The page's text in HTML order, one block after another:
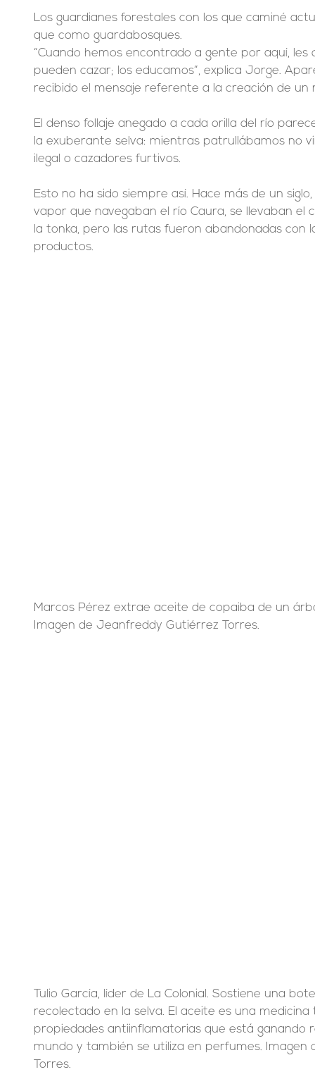
Los guardianes forestales con los que caminé
que como guardabosques.
“Cuando hemos encontrado a gente por aquí,
pueden cazar; los educamos”, explica Jorge.
recibido el mensaje referente a la creación de un
El denso follaje anegado a cada orilla del río
la exuberante selva: mientras patrullábamos no
ilegal o cazadores furtivos.
Esto no ha sido siempre así. Hace más de un
vapor que navegaban el río Caura, se llevaban el
la tonka, pero las rutas fueron abandonadas con
productos.
Marcos Pérez extrae aceite de copaiba de un
Imagen de Jeanfreddy Gutiérrez Torres.
Tulio García, líder de La Colonial. Sostiene una
recolectado en la selva. El aceite es una
propiedades antiinflamatorias que está
mundo y también se utiliza en perfumes.
Torres.